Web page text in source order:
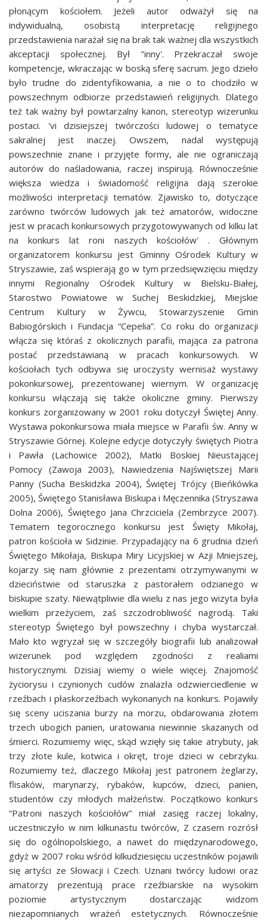
płonącym kościołem. Jeżeli autor odważył się na
indywidualną, osobistą interpretację religijnego
przedstawienia narażał się na brak tak ważnej dla wszystkich
akceptacji społecznej. Był "inny'. Przekraczał swoje
kompetencje, wkraczając w boską sferę sacrum. Jego dzieło
było trudne do zidentyfikowania, a nie o to chodziło w
powszechnym odbiorze przedstawień religijnych. Dlatego
też tak ważny był powtarzalny kanon, stereotyp wizerunku
postaci. 'vi dzisiejszej twórczości ludowej o tematyce
sakralnej jest inaczej. Owszem, nadal występują
powszechnie znane i przyjęte formy, ale nie ograniczają
autorów do naśladowania, raczej inspirują. Równocześnie
większa wiedza i świadomość religijna dają szerokie
możliwości interpretacji tematów. Zjawisko to, dotyczące
zarówno twórców ludowych jak też amatorów, widoczne
jest w pracach konkursowych przygotowywanych od kilku lat
na konkurs lat roni naszych kościołów' . Głównym
organizatorem konkursu jest Gminny Ośrodek Kultury w
Stryszawie, zaś wspierają go w tym przedsięwzięciu między
innymi Regionalny Ośrodek Kultury w Bielsku-Białej,
Starostwo Powiatowe w Suchej Beskidzkiej, Miejskie
Centrum Kultury w Żywcu, Stowarzyszenie Gmin
Babiogórskich i Fundacja “Cepelia”. Co roku do organizacji
włącza się któraś z okolicznych parafii, mająca za patrona
postać przedstawianą w pracach konkursowych. W
kościołach tych odbywa się uroczysty wernisaż wystawy
pokonkursowej, prezentowanej wiernym. W organizację
konkursu włączają się także okoliczne gminy. Pierwszy
konkurs zorganizowany w 2001 roku dotyczył Świętej Anny.
Wystawa pokonkursowa miała miejsce w Parafii św. Anny w
Stryszawie Górnej. Kolejne edycje dotyczyły świętych Piotra
i Pawła (Lachowice 2002), Matki Boskiej Nieustającej
Pomocy (Zawoja 2003), Nawiedzenia Najświętszej Marii
Panny (Sucha Beskidzka 2004), Świętej Trójcy (Bieńkówka
2005), Świętego Stanisława Biskupa i Męczennika (Stryszawa
Dolna 2006), Świętego Jana Chrzciciela (Zembrzyce 2007).
Tematem tegorocznego konkursu jest Święty Mikołaj,
patron kościoła w Sidzinie. Przypadający na 6 grudnia dzień
Świętego Mikołaja, Biskupa Miry Licyjskiej w Azji Mniejszej,
kojarzy się nam głównie z prezentami otrzymywanymi w
dzieciństwie od staruszka z pastorałem odzianego w
biskupie szaty. Niewątpliwie dla wielu z nas jego wizyta była
wielkim przeżyciem, zaś szczodrobliwość nagrodą. Taki
stereotyp Świętego był powszechny i chyba wystarczał.
Mało kto wgryzał się w szczegóły biografii lub analizował
wizerunek pod względem zgodności z realiami
historycznymi. Dzisiaj wiemy o wiele więcej. Znajomość
życiorysu i czynionych cudów znalazła odzwierciedlenie w
rzeźbach i płaskorzeźbach wykonanych na konkurs. Pojawiły
się sceny uciszania burzy na morzu, obdarowania złotem
trzech ubogich panien, uratowania niewinnie skazanych od
śmierci. Rozumiemy więc, skąd wzięły się takie atrybuty, jak
trzy złote kule, kotwica i okręt, troje dzieci w cebrzyku.
Rozumiemy też, dlaczego Mikołaj jest patronem żeglarzy,
flisaków, marynarzy, rybaków, kupców, dzieci, panien,
studentów czy młodych małżeństw. Początkowo konkurs
“Patroni naszych kościołów” miał zasięg raczej lokalny,
uczestniczyło w nim kilkunastu twórców, Z czasem rozrósł
się do ogólnopolskiego, a nawet do międzynarodowego,
gdyż w 2007 roku wśród kilkudziesięciu uczestników pojawili
się artyści ze Słowacji i Czech. Uznani twórcy ludowi oraz
amatorzy prezentują prace rzeźbiarskie na wysokim
poziomie artystycznym dostarczając widzom
niezapomnianych wrażeń estetycznych. Równocześnie